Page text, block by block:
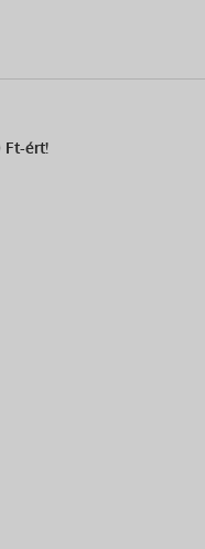
Ft-ért!